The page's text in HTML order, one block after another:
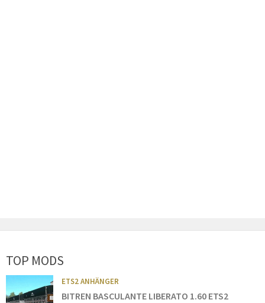
TOP MODS
ETS2 ANHÄNGER
BITREN BASCULANTE LIBERATO 1.60 ETS2